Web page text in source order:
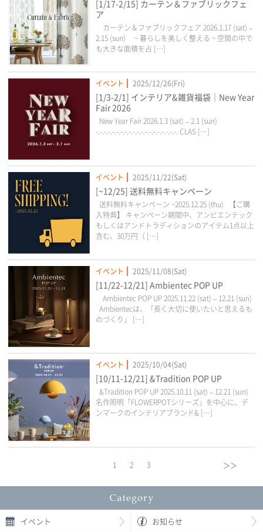
[1/17-2/15] カーテン＆ファブリックフェ
ア
カーテン＆ファブリックフェア 2026.1.17 (sat) –
2.15 (sun) ~ 暮らしを美しく整える ~ 空間の中で
も大きな面積を占 […]
イベント 2025/12/26(Fri)
[1/3-2/1] インテリア&雑貨福袋｜New Year
Fair 2026
New Year Fair 2026.1.3 (sat) – 2.1 (sun)
-.-.-.-.-.-.-.-.-.-.-.-.-.-.-.-.-.-.-.-. CLAS […]
イベント 2025/11/22(Sat)
[~12/25] 送料無料キャンペーン
送料無料キャンペーン ~2025.12.25 (thu) 【ご購
入特典】 キャンペーン期間中、アンビエンテック
もしくはアンドトラディションのアイテム1点以上
含む、30万円（ […]
イベント 2025/11/08(Sat)
[11/22-12/21] Ambientec POP UP
Ambientec POP UP 2025.11.22 (sat) – 12.21 (sun)
Ambientecは、「長く大切に使いたいと思えるも
のづくり」 […]
イベント 2025/10/04(Sat)
[10/11-12/21] &Tradition POP UP
&Tradition POP UP 2025.10.11 (sat) – 12.21 (sun)
名作照明「FLOWERPOTシリーズ」を中心に、デ
ンマークのインテリアブランド& […]
1 2 3 ＞＞
イベント お知らせ